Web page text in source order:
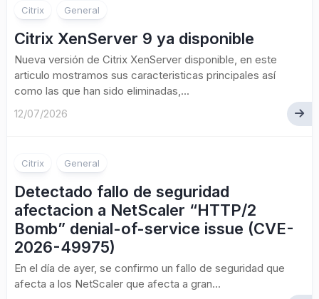
Citrix General
Citrix XenServer 9 ya disponible
Nueva versión de Citrix XenServer disponible, en este
articulo mostramos sus caracteristicas principales así
como las que han sido eliminadas,...
12/07/2026
Citrix General
Detectado fallo de seguridad
afectacion a NetScaler “HTTP/2
Bomb” denial-of-service issue (CVE-
2026-49975)
En el día de ayer, se confirmo un fallo de seguridad que
afecta a los NetScaler que afecta a gran...